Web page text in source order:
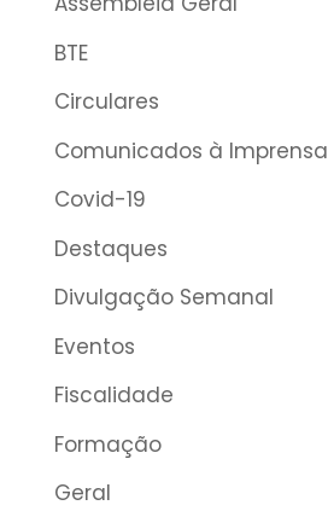
BTE
Circulares
Comunicados à Imprensa
Covid-19
Destaques
Divulgação Semanal
Eventos
Fiscalidade
Formação
Geral